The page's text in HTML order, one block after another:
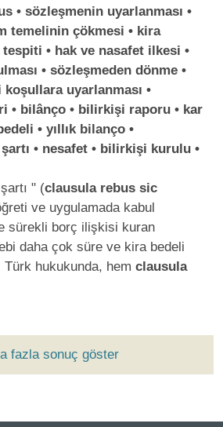
• sözleşmenin uyarlanması •
temelinin çökmesi • kira
• hak ve nasafet ilkesi •
• sözleşmeden dönme •
uyarlanması •
• bilânço • bilirkişi raporu • kar
• yıllık bilanço •
• nesafet • bilirkişi kurulu •
" (clausula rebus sic
ve uygulamada kabul
sürekli borç ilişkisi kuran
daha çok süre ve kira bedeli
Türk hukukunda, hem clausula
fazla sonuç göster